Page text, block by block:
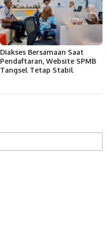
Diakses Bersamaan Saat
Pendaftaran, Website SPMB
Tangsel Tetap Stabil